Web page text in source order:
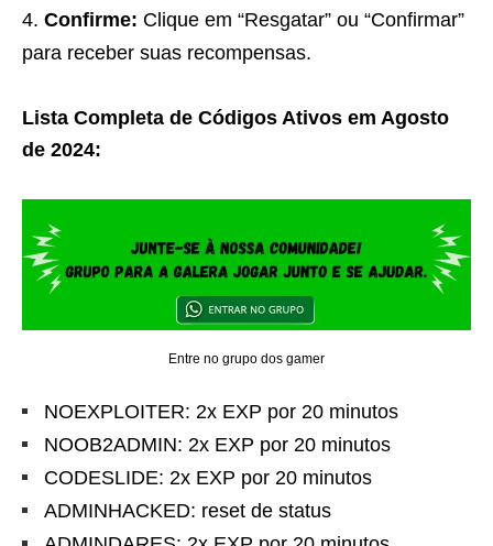
Confirme: Clique em “Resgatar” ou “Confirmar”
para receber suas recompensas.
Lista Completa de Códigos Ativos em Agosto
de 2024:
Entre no grupo dos gamer
NOEXPLOITER: 2x EXP por 20 minutos
NOOB2ADMIN: 2x EXP por 20 minutos
CODESLIDE: 2x EXP por 20 minutos
ADMINHACKED: reset de status